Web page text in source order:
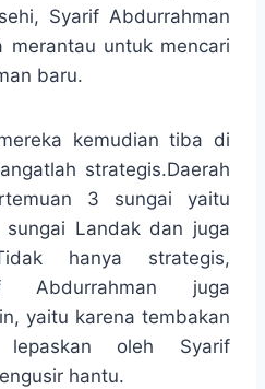
Syarif Abdurrahman
merantau untuk mencari
baru.
kemudian tiba di
strategis.Daerah
3 sungai yaitu
sungai Landak dan juga
hanya strategis,
Abdurrahman juga
yaitu karena tembakan
oleh Syarif
hantu.